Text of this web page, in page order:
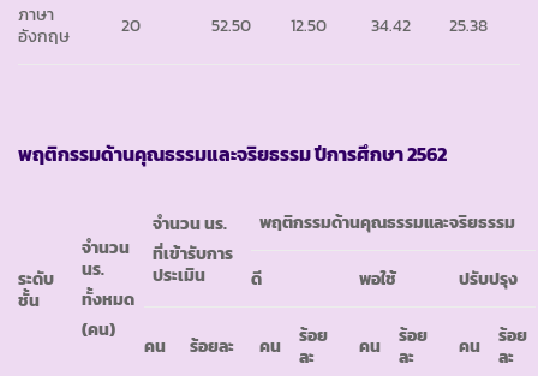
ภาษา
อังกฤษ
20 52.50 12.50 34.42 25.38
พฤติกรรมด้านคุณธรรมและจริยธรรม ปีการศึกษา 2562
ระดับ
ชั้น
จำนวน
นร.
ทั้งหมด
(คน)
จำนวน นร.
ที่เข้ารับการ
ประเมิน
พฤติกรรมด้านคุณธรรมและจริยธรรม
ดี พอใช้ ปรับปรุง
คน ร้อยละ คน
ร้อย
ละ
คน
ร้อย
ละ
คน
ร้อย
ละ